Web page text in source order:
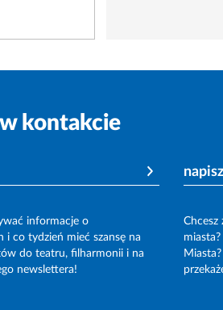
kontakcie
informacje o
i co tydzień mieć szansę na
do teatru, filharmonii i na
newslettera!
Chcesz